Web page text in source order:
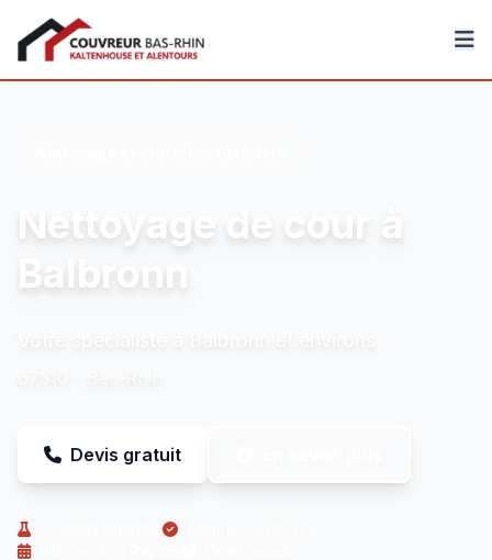
Couvreur Bas-Rhin
Nettoyage de cour à
Balbronn
Devis gratuit